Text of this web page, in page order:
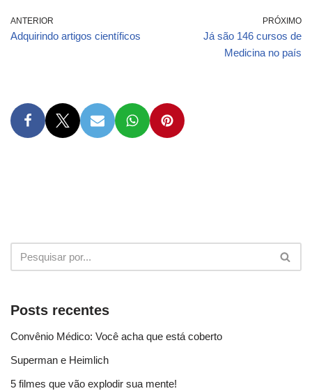
ANTERIOR
Adquirindo artigos científicos
PRÓXIMO
Já são 146 cursos de
Medicina no país
Posts recentes
Convênio Médico: Você acha que está coberto
Superman e Heimlich
5 filmes que vão explodir sua mente!